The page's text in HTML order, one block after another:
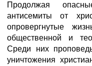
Продолжая
антисемиты от
опровергнутые
общественной и
Среди них
уничтожения